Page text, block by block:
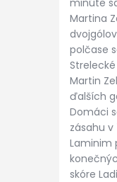
Martina
polčase
Martin
ďalších
Domáci
zásahu
Laminim
skóre